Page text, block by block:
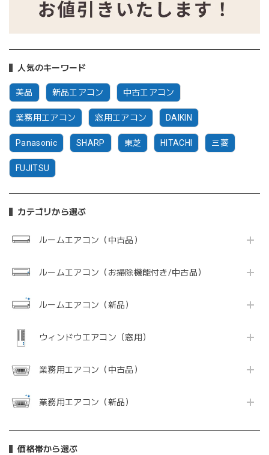
人気のキーワード
美品 新品エアコン 中古エアコン
業務用エアコン 窓用エアコン DAIKIN
Panasonic SHARP 東芝 HITACHI 三菱
FUJITSU
カテゴリから選ぶ
ルームエアコン（中古品）
ルームエアコン（お掃除機能付き/中古品）
ルームエアコン（新品）
ウィンドウエアコン（窓用）
業務用エアコン（中古品）
業務用エアコン（新品）
価格帯から選ぶ